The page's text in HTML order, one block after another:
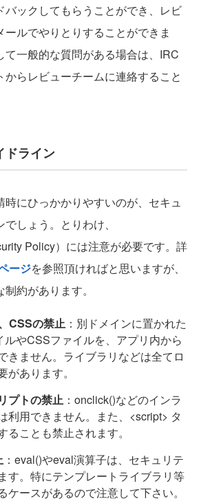
バックしてもらうことができ、レビ
ールでやりとりすることができま
て一般的な質問がある場合は、IRC
らレビューチームに連絡すること
ドライン
にひっかかりやすいのが、セキュ
しょう。とりわけ、
Policy）には注意が必要です。詳
ージを参照頂ければと思いますが、
約があります。
CSSの禁止 ：別ドメインに置かれた
やCSSファイルを、アプリ内から
きません。ライブラリなどは全てロ
があります。
プトの禁止 ：onclick()などのインラ
利用できません。また、<script> タ
ることも禁止されます。
：eval()やeval演算子は、セキュリテ
す。特にテンプレートライブラリ等
ケースがあるので注意して下さい。